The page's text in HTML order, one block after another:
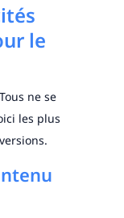
le
ne se
les plus